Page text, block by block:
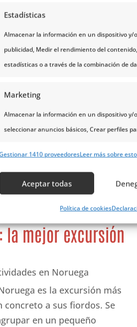
Estadísticas
Almacenar la información en un dispositivo y/
publicidad, Medir el rendimiento del
estadísticas o a través de la combinación de
Marketing
Almacenar la información en un dispositivo y/
seleccionar anuncios básicos, Crear perfiles
Uso de perfiles para la selección de contenido
servicios, Uso de datos limitados con el
Cotejo y combinación de datos procedentes
Vincular diferentes dispositivos,
Garantizar la seguridad, evitar y
fallos, Ofrecer y presentar publicidad
1410 proveedoresLeer más sobre
Aceptar todas
Política de cookies
la mejor excursión
en Noruega
es la excursión más
a sus fiordos. Se
en un pequeño